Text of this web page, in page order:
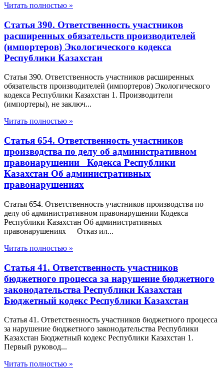
Читать полностью »
Статья 390. Ответственность участников
расширенных обязательств производителей
(импортеров) Экологического кодекса
Республики Казахстан
Статья 390. Ответственность участников расширенных
обязательств производителей (импортеров) Экологического
кодекса Республики Казахстан 1. Производители
(импортеры), не заключ...
Читать полностью »
Статья 654. Ответственность участников
производства по делу об административном
правонарушении Кодекса Республики
Казахстан Об административных
правонарушениях
Статья 654. Ответственность участников производства по
делу об административном правонарушении Кодекса
Республики Казахстан Об административных
правонарушениях Отказ ил...
Читать полностью »
Статья 41. Ответственность участников
бюджетного процесса за нарушение бюджетного
законодательства Республики Казахстан
Бюджетный кодекс Республики Казахстан
Статья 41. Ответственность участников бюджетного процесса
за нарушение бюджетного законодательства Республики
Казахстан Бюджетный кодекс Республики Казахстан 1.
Первый руковод...
Читать полностью »